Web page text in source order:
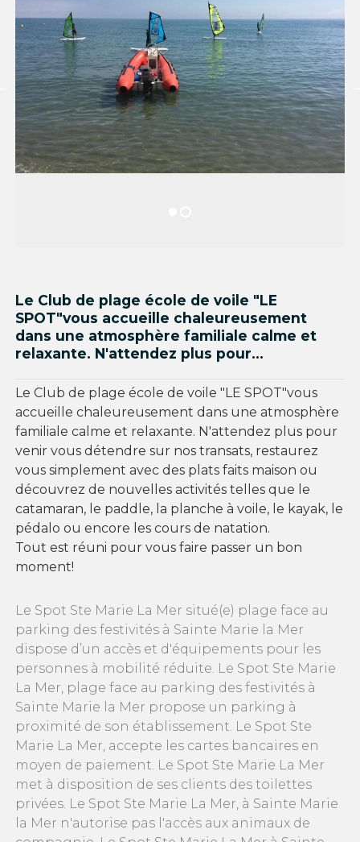
Le Club de plage école de voile "LE
SPOT"vous accueille chaleureusement
dans une atmosphère familiale calme et
relaxante. N'attendez plus pour...
Le Club de plage école de voile "LE SPOT"vous
accueille chaleureusement dans une atmosphère
familiale calme et relaxante. N'attendez plus pour
venir vous détendre sur nos transats, restaurez
vous simplement avec des plats faits maison ou
découvrez de nouvelles activités telles que le
catamaran, le paddle, la planche à voile, le kayak, le
pédalo ou encore les cours de natation.
Tout est réuni pour vous faire passer un bon
moment!
Le Spot Ste Marie La Mer situé(e) plage face au
parking des festivités à Sainte Marie la Mer
dispose d’un accès et d'équipements pour les
personnes à mobilité réduite. Le Spot Ste Marie
La Mer, plage face au parking des festivités à
Sainte Marie la Mer propose un parking à
proximité de son établissement. Le Spot Ste
Marie La Mer, accepte les cartes bancaires en
moyen de paiement. Le Spot Ste Marie La Mer
met à disposition de ses clients des toilettes
privées. Le Spot Ste Marie La Mer, à Sainte Marie
la Mer n'autorise pas l'accès aux animaux de